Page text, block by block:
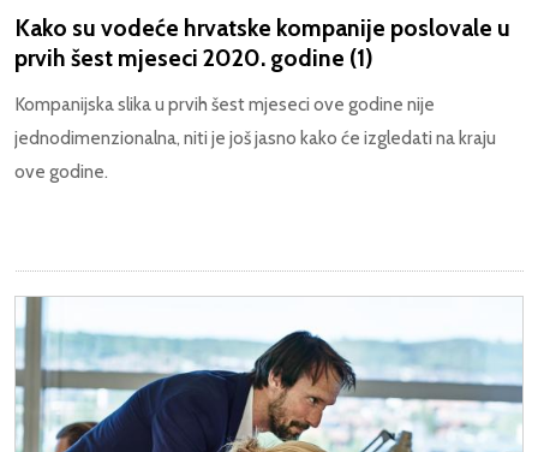
Kako su vodeće hrvatske kompanije poslovale u
prvih šest mjeseci 2020. godine (1)
Kompanijska slika u prvih šest mjeseci ove godine nije
jednodimenzionalna, niti je još jasno kako će izgledati na kraju
ove godine.